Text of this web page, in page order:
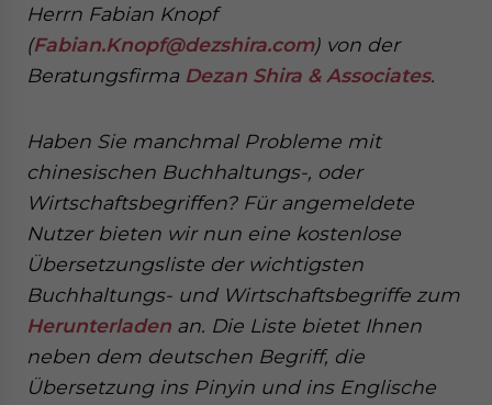
Herrn Fabian Knopf
(Fabian.Knopf@dezshira.com) von der
Beratungsfirma Dezan Shira & Associates.
Haben Sie manchmal Probleme mit
chinesischen Buchhaltungs-, oder
Wirtschaftsbegriffen? Für angemeldete
Nutzer bieten wir nun eine kostenlose
Übersetzungsliste der wichtigsten
Buchhaltungs- und Wirtschaftsbegriffe zum
Herunterladen an. Die Liste bietet Ihnen
neben dem deutschen Begriff, die
Übersetzung ins Pinyin und ins Englische